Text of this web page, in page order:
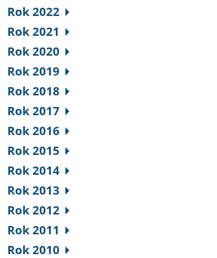
Rok 2022
Rok 2021
Rok 2020
Rok 2019
Rok 2018
Rok 2017
Rok 2016
Rok 2015
Rok 2014
Rok 2013
Rok 2012
Rok 2011
Rok 2010